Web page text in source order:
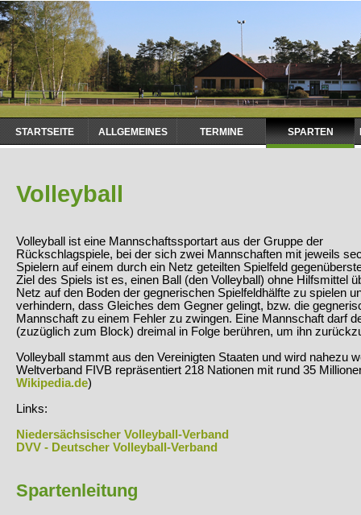
Navigation
überspringen
STARTSEITE ALLGEMEINES TERMINE SPARTEN
Volleyball
Volleyball ist eine Mannschaftssportart aus der Gruppe der
Rückschlagspiele, bei der sich zwei Mannschaften mit jeweils
Spielern auf einem durch ein Netz geteilten Spielfeld
Ziel des Spiels ist es, einen Ball (den Volleyball) ohne Hilfsmittel
Netz auf den Boden der gegnerischen Spielfeldhälfte zu spielen
verhindern, dass Gleiches dem Gegner gelingt, bzw. die
Mannschaft zu einem Fehler zu zwingen. Eine Mannschaft darf
(zuzüglich zum Block) dreimal in Folge berühren, um ihn
Volleyball stammt aus den Vereinigten Staaten und wird nahezu
Weltverband FIVB repräsentiert 218 Nationen mit rund 35
Wikipedia.de)
Links:
Niedersächsischer Volleyball-Verband
DVV - Deutscher Volleyball-Verband
Spartenleitung